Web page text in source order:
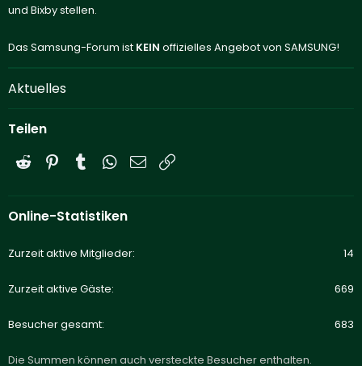
und Bixby stellen.
Das Samsung-Forum ist KEIN offizielles Angebot von SAMSUNG!
Aktuelles
Teilen
Reddit PinterestTumblrWhatsApp
E-Mail
Online-Statistiken
Zurzeit aktive Mitglieder 14
Zurzeit aktive Gäste 669
Besucher gesamt 683
Die Summen können auch versteckte Besucher enthalten.